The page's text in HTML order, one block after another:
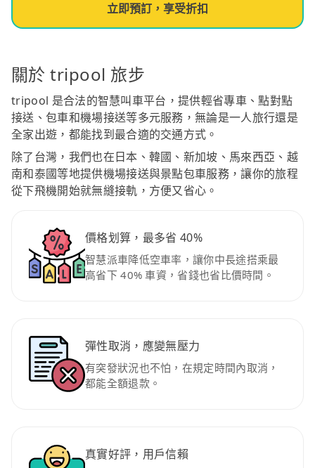
立即預訂，享受折扣
關於 tripool 旅步
tripool 是合法的智慧叫車平台，提供輕省專車、點對點
接送、包車和機場接送等多元服務，無論是一人旅行還是
全家出遊，都能找到最合適的交通方式。
除了台灣，我們也在日本、韓國、新加坡、馬來西亞、越
南和泰國等地提供機場接送與景點包車服務，讓你的旅程
從下飛機開始就無縫接軌，方便又省心。
價格划算，最多省 40%
智慧派車降低空車率，讓你中長途搭乘最
高省下 40% 車資，省錢也省比價時間。
彈性取消，應變無壓力
有突發狀況也不怕，在規定時間內取消，
都能全額退款。
真實好評，用戶信賴